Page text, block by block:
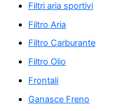
Filtri aria sportivi
Filtro Aria
Filtro Carburante
Filtro Olio
Frontali
Ganasce Freno